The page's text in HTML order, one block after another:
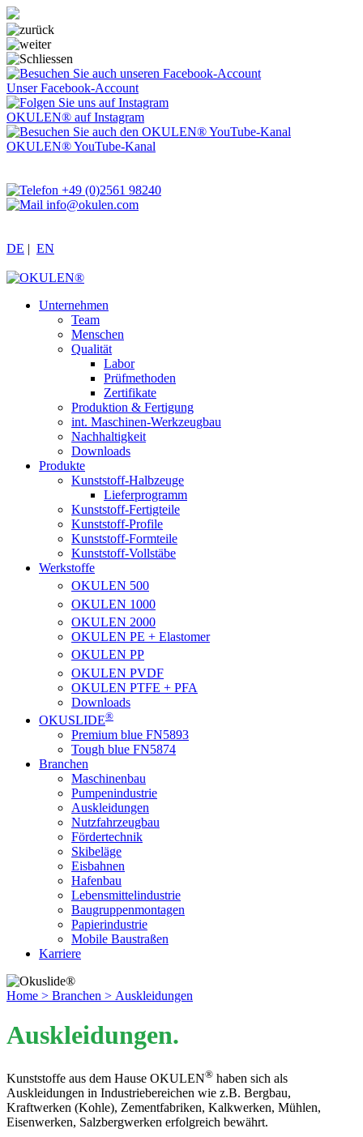
Unser Facebook-Account
OKULEN® auf Instagram
OKULEN® YouTube-Kanal
+49 (0)2561 98240
info@okulen.com
DE | EN
Unternehmen
Team
Menschen
Qualität
Labor
Prüfmethoden
Zertifikate
Produktion & Fertigung
int. Maschinen-Werkzeugbau
Nachhaltigkeit
Downloads
Produkte
Kunststoff-Halbzeuge
Lieferprogramm
Kunststoff-Fertigteile
Kunststoff-Profile
Kunststoff-Formteile
Kunststoff-Vollstäbe
Werkstoffe
OKULEN 500
OKULEN 1000
OKULEN 2000
OKULEN PE + Elastomer
OKULEN PP
OKULEN PVDF
OKULEN PTFE + PFA
Downloads
OKUSLIDE®
Premium blue FN5893
Tough blue FN5874
Branchen
Maschinenbau
Pumpenindustrie
Auskleidungen
Nutzfahrzeugbau
Fördertechnik
Skibeläge
Eisbahnen
Hafenbau
Lebensmittelindustrie
Baugruppenmontagen
Papierindustrie
Mobile Baustraßen
Karriere
Home > Branchen > Auskleidungen
Auskleidungen.
Kunststoffe aus dem Hause OKULEN® haben sich als
Auskleidungen in Industriebereichen wie z.B. Bergbau,
Kraftwerken (Kohle), Zementfabriken, Kalkwerken, Mühlen,
Eisenwerken, Salzbergwerken erfolgreich bewährt.